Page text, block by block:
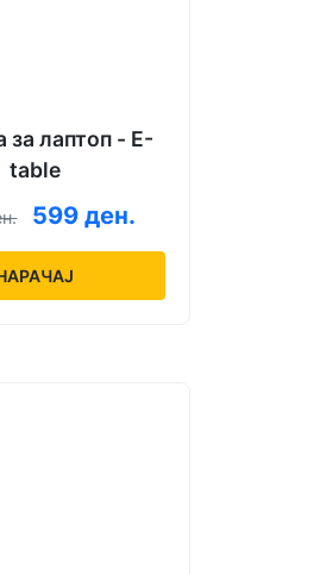
за лаптоп - E-
table
599 ден.